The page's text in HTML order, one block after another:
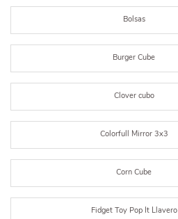
Bolsas
Burger Cube
Clover cubo
Colorfull Mirror 3x3
Corn Cube
Fidget Toy Pop It Llavero